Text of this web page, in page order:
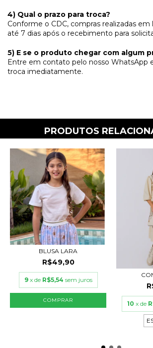
4) Qual o prazo para troca?
Conforme o CDC, compras realizadas
até 7 dias após o recebimento para
5) E se o produto chegar com algum
Entre em contato pelo nosso WhatsApp
troca imediatamente.
PRODUTOS
BLUSA LARA
R$49,90
9 x de R$5,54 sem juros
COMPRAR 10 x de